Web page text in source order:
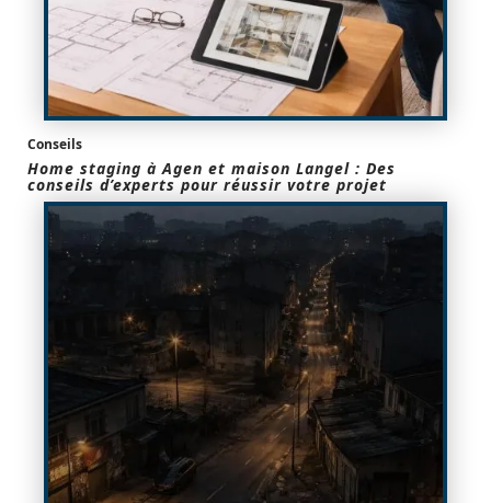
Conseils
Home staging à Agen et maison Langel : Des
conseils d’experts pour réussir votre projet